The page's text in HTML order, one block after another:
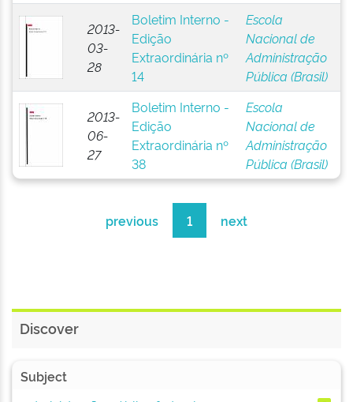
2013-
03-
28
Boletim Interno -
Edição
Extraordinária nº
14
Escola
Nacional de
Administração
Pública (Brasil)
2013-
06-
27
Boletim Interno -
Edição
Extraordinária nº
38
Escola
Nacional de
Administração
Pública (Brasil)
previous 1 next
Discover
Subject